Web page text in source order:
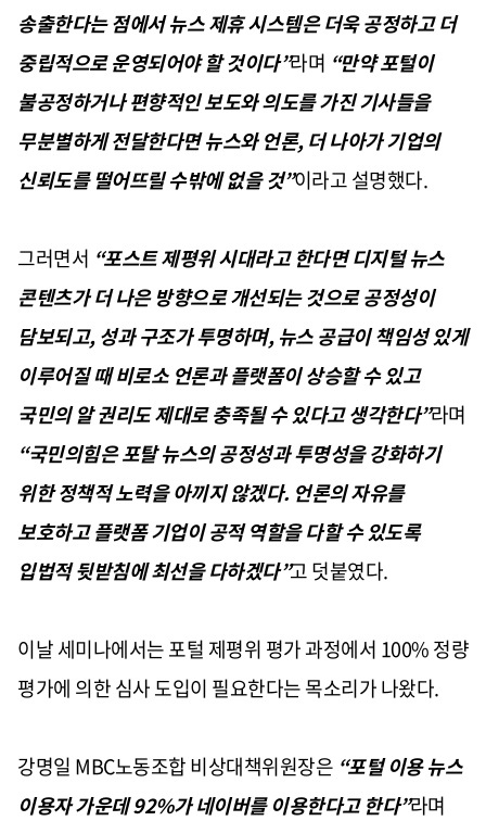
송출한다는 점에서 뉴스 제휴 시스템은 더욱 공정하고 더
중립적으로 운영되어야 할 것이다”라며 “만약 포털이
불공정하거나 편향적인 보도와 의도를 가진 기사들을
무분별하게 전달한다면 뉴스와 언론,더 나아가 기업의
신뢰도를 떨어뜨릴 수밖에 없을 것”이라고 설명했다.
그러면서 “포스트 제평위 시대라고 한다면 디지털 뉴스
콘텐츠가 더 나은 방향으로 개선되는 것으로 공정성이
담보되고, 성과 구조가 투명하며, 뉴스 공급이 책임성 있게
이루어질 때 비로소 언론과 플랫폼이 상승할 수 있고
국민의 알 권리도 제대로 충족될 수 있다고 생각한다”라며
“국민의힘은 포탈 뉴스의 공정성과 투명성을 강화하기
위한 정책적 노력을 아끼지 않겠다. 언론의 자유를
보호하고 플랫폼 기업이 공적 역할을 다할 수 있도록
입법적 뒷받침에 최선을 다하겠다”고 덧붙였다.
이날 세미나에서는 포털 제평위 평가 과정에서 100%정량
평가에 의한 심사 도입이 필요한다는 목소리가 나왔다.
강명일 MBC노동조합 비상대책위원장은 “포털 이용 뉴스
이용자 가운데92%가 네이버를 이용한다고 한다”라며